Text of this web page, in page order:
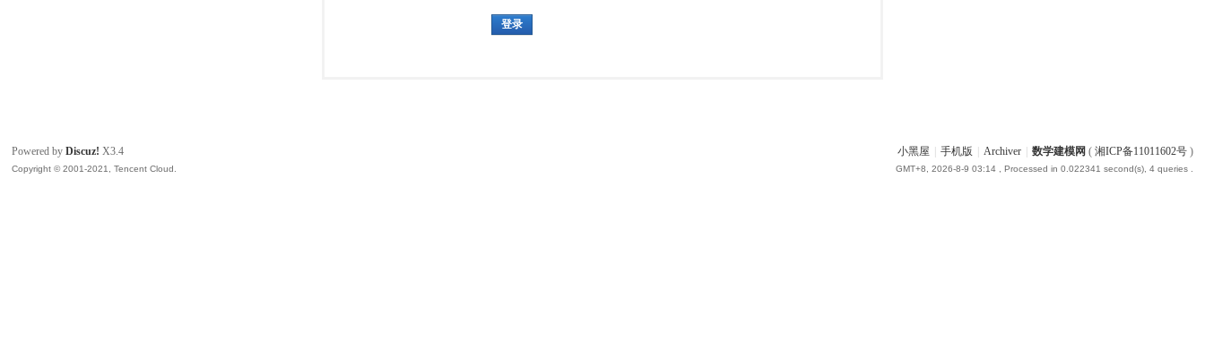
登录
小黑屋 手机版 Archiver 数学建模网 ( 湘ICP备11011602号)
GMT+8, 2026-8-9 03:14, Processed in 0.022341 second(s), 4 queries .
Powered byDiscuz! X3.4
Copyright © 2001-2021, Tencent Cloud.